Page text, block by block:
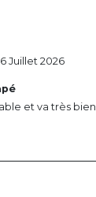
et va très
Juillet 2026